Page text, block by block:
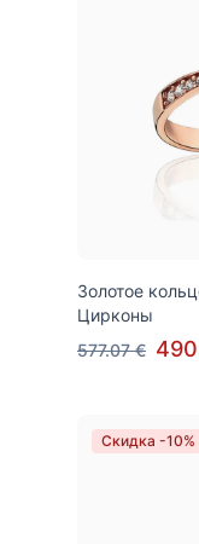
Золотое
Цирконы
577.07 €
Скидка -10%